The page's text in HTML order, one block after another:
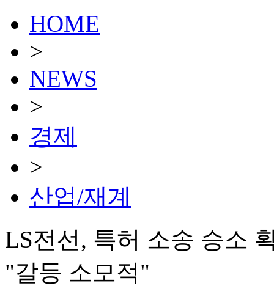
HOME
>
NEWS
>
경제
>
산업/재계
LS전선, 특허 소송 승소
"갈등 소모적"